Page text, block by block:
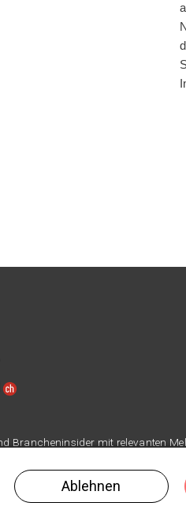
Brancheninsider mit relevanten